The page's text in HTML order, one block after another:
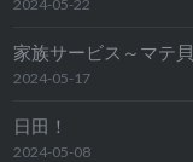
2024-05-22
家族サービス～マテ
2024-05-17
日田！
2024-05-08